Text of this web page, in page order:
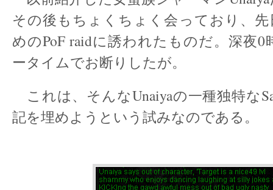
その後もちょくちょく会っており、
めのPoF raidに誘われたものだ。深夜
ータイムでお断りしたが。
これは、そんなUnaiyaの一種独特な
記を埋めようという試みなのである。